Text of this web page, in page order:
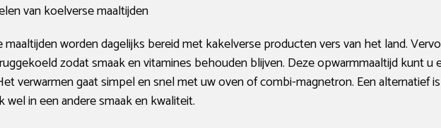
van koelverse maaltijden
maaltijden worden dagelijks bereid met kakelverse producten vers van het land.
zodat smaak en vitamines behouden blijven. Deze opwarmmaaltijd kunt
verwarmen gaat simpel en snel met uw oven of combi-magnetron. Een alternatief
wel in een andere smaak en kwaliteit.